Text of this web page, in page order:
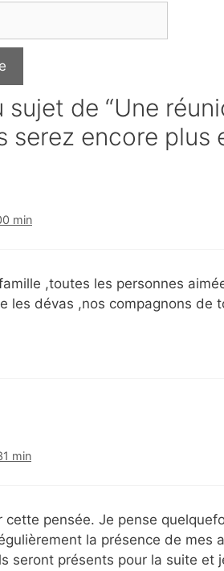
sujet de “Une
serez encore plus
min
,toutes les personnes
les dévas ,nos compagnons de
min
cette pensée. Je pense
la présence de mes
seront présents pour la suite